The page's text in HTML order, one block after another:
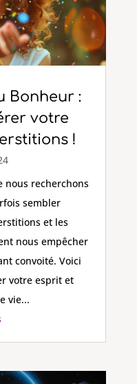
Bonheur :
votre
!
nous recherchons
sembler
et les
nous empêcher
convoité. Voici
votre esprit et
vie...